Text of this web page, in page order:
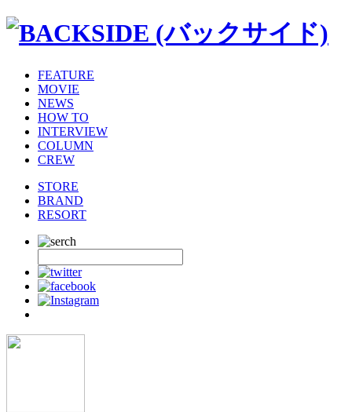
FEATURE
MOVIE
NEWS
HOW TO
INTERVIEW
COLUMN
CREW
STORE
BRAND
RESORT